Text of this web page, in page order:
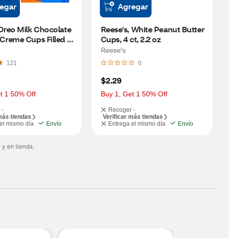
Milk Chocolate
Cups Filled
Butter & Oreo
OZ
121
1 50% Off
-
tiendas
mismo día
Envío
Agregar
Reese's, White Peanut Butter
Cups, 4 ct, 2.2 oz
Reese's
0
$2.29
Buy 1, Get 1 50% Off
Recoger -
Verificar más tiendas
Entrega el mismo día
Envío
y en tienda.